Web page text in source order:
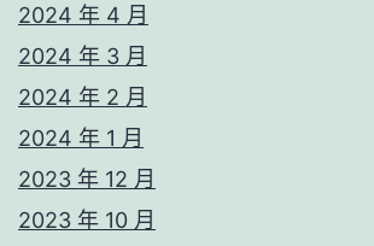
2024 年 4 月
2024 年 3 月
2024 年 2 月
2024 年 1 月
2023 年 12 月
2023 年 10 月